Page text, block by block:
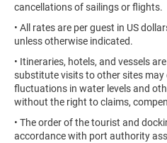
cancellations of sailings or flights.
• All rates are per guest in US
unless otherwise indicated.
• Itineraries, hotels, and vessels
substitute visits to other sites
fluctuations in water levels and
without the right to claims,
• The order of the tourist and
accordance with port authority